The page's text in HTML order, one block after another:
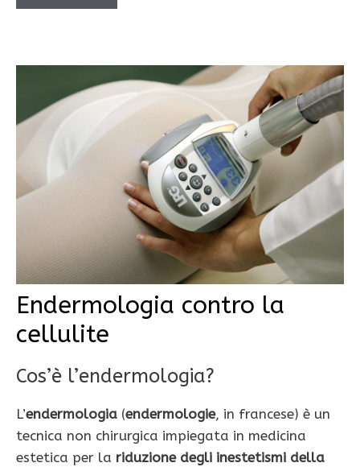
Endermologia contro la
cellulite
Cos’è l’endermologia?
L’endermologia (endermologie, in francese) è un
tecnica non chirurgica impiegata in medicina
estetica per la riduzione degli inestetismi della